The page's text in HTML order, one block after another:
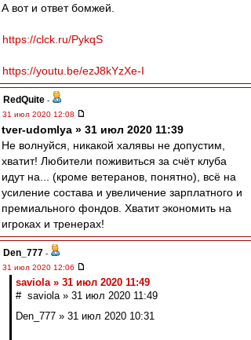
А вот и ответ бомжей.
https://clck.ru/PykqS
https://youtu.be/ezJ8kYzXe-I
RedQuite -
31 июл 2020 12:08
tver-udomlya » 31 июл 2020 11:39
Не волнуйся, никакой халявы не допустим,
хватит! Любители поживиться за счёт клуба
идут на... (кроме ветеранов, понятно), всё на
усиление состава и увеличение зарплатного и
премиального фондов. Хватит экономить на
игроках и тренерах!
Den_777 -
31 июл 2020 12:06
saviola » 31 июл 2020 11:49
# saviola » 31 июл 2020 11:49
Den_777 » 31 июл 2020 10:31